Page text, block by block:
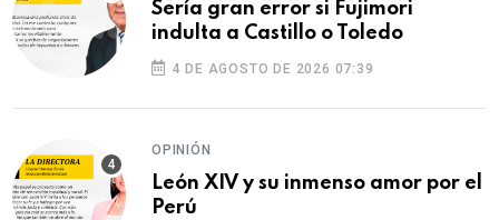
Sería gran error si Fujimori
indulta a Castillo o Toledo
4 DE AGOSTO DE 2026 07:39
OPINIÓN
León XIV y su inmenso amor por el
Perú